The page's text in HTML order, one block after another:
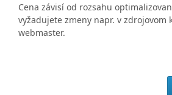
Cena závisí od rozsahu
vyžadujete zmeny napr. v
webmaster.